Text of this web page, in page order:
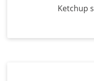
Ketchup